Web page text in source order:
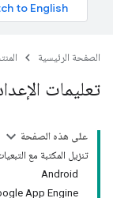
الصفحة الرئيسية
تعليمات
على هذه الصفحة
تنزيل المكتبة مع
Android
App Engine